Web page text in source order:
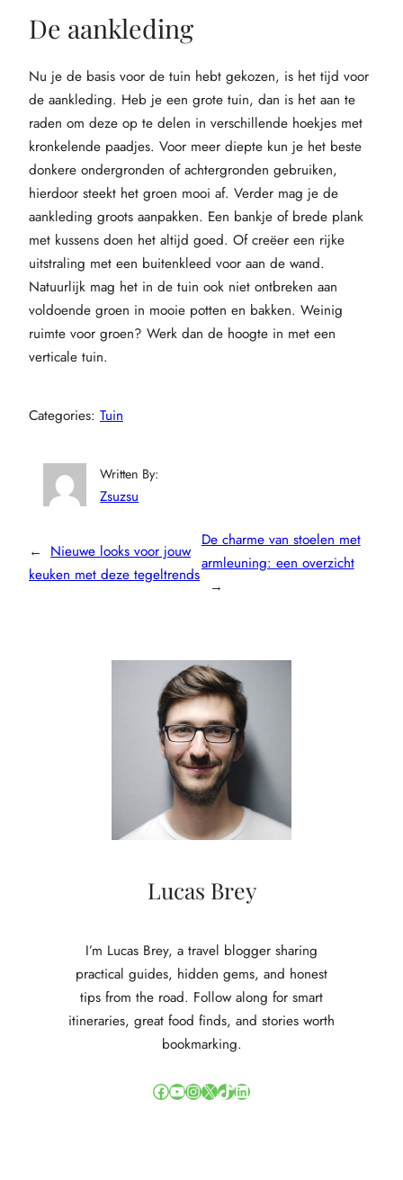
De aankleding
Nu je de basis voor de tuin hebt gekozen, is het tijd voor
de aankleding. Heb je een grote tuin, dan is het aan te
raden om deze op te delen in verschillende hoekjes met
kronkelende paadjes. Voor meer diepte kun je het beste
donkere ondergronden of achtergronden gebruiken,
hierdoor steekt het groen mooi af. Verder mag je de
aankleding groots aanpakken. Een bankje of brede plank
met kussens doen het altijd goed. Of creëer een rijke
uitstraling met een buitenkleed voor aan de wand.
Natuurlijk mag het in de tuin ook niet ontbreken aan
voldoende groen in mooie potten en bakken. Weinig
ruimte voor groen? Werk dan de hoogte in met een
verticale tuin.
Categories: Tuin
Written By:
Zsuzsu
← Nieuwe looks voor jouw
keuken met deze tegeltrends
De charme van stoelen met
armleuning: een overzicht
→
Lucas Brey
I’m Lucas Brey, a travel blogger sharing
practical guides, hidden gems, and honest
tips from the road. Follow along for smart
itineraries, great food finds, and stories worth
bookmarking.
Facebook YouTube InstagramX TikTok LinkedIn